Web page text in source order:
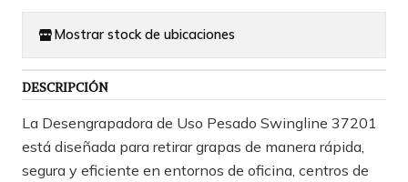
Mostrar stock de ubicaciones
DESCRIPCIÓN
La Desengrapadora de Uso Pesado Swingline 37201
está diseñada para retirar grapas de manera rápida,
segura y eficiente en entornos de oficina, centros de